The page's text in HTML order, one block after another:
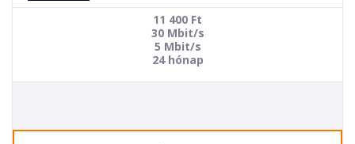
11 400 Ft
30 Mbit/s
5 Mbit/s
24 hónap